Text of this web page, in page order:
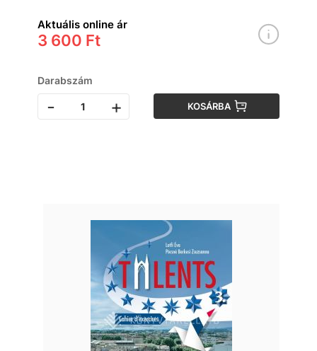
Aktuális online ár
3 600 Ft
Darabszám
- + KOSÁRBA